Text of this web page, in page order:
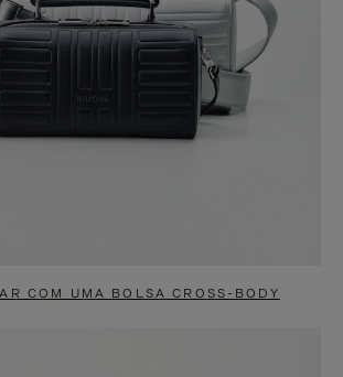
COM UMA BOLSA CROSS-BODY